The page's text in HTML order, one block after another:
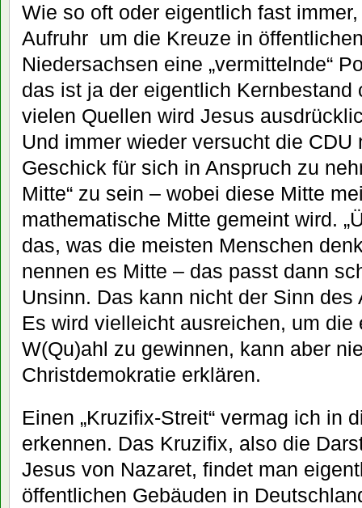
Wie so oft oder eigentlich fast
Aufruhr um die Kreuze in
Niedersachsen eine „vermittelnde“
das ist ja der eigentlich
vielen Quellen wird Jesus
Und immer wieder versucht die CDU
Geschick für sich in Anspruch zu
Mitte“ zu sein – wobei diese Mitte
mathematische Mitte gemeint wird.
das, was die meisten Menschen
nennen es Mitte – das passt dann
Unsinn. Das kann nicht der Sinn des
Es wird vielleicht ausreichen, um die
W(Qu)ahl zu gewinnen, kann aber
Christdemokratie erklären.
Einen „Kruzifix-Streit“ vermag ich in
erkennen. Das Kruzifix, also die
Jesus von Nazaret, findet man
öffentlichen Gebäuden in